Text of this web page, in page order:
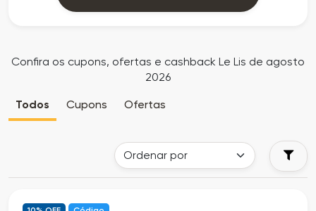
Ofertas
Todos
Confira os cupons, ofertas e cashback Le Lis de agosto
2026
Todos Cupons Ofertas